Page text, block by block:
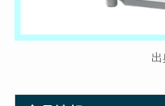
出